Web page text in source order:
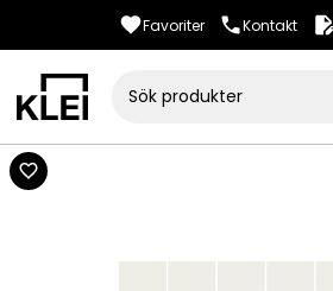
Favoriter Kontakt